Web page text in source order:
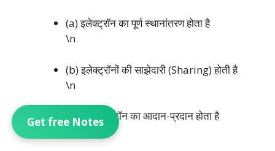
Get free Notes
(a) इलेक्ट्रॉन का पूर्ण स्थानांतरण होता है
\n
(b) इलेक्ट्रॉनों की साझेदारी (Sharing) होती है
\n
(c) केवल प्रोटॉन का आदान-प्रदान होता है